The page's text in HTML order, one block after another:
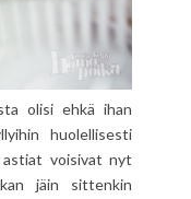
olisi ehkä ihan
huolellisesti
voisivat nyt
jäin sittenkin